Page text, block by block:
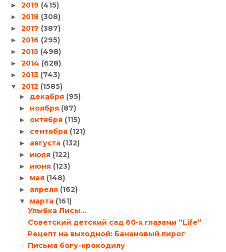
► 2019 (415)
► 2018 (308)
► 2017 (387)
► 2016 (295)
► 2015 (498)
► 2014 (628)
► 2013 (743)
▼ 2012 (1585)
► декабря (95)
► ноября (87)
► октября (115)
► сентября (121)
► августа (132)
► июля (122)
► июня (123)
► мая (148)
► апреля (162)
▼ марта (161)
Улыбка Лисы…
Cоветский детский сад 60-х глазами “Life”
Рецепт на выходной: Банановый пирог
Письма богу-крокодилу